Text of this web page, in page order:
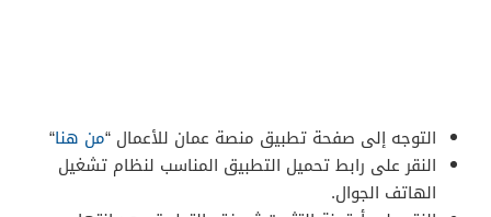
التوجه إلى صفحة تطبيق منصة عمان للأعمال “من هنا“
النقر على رابط تحميل التطبيق المناسب لنظام تشغيل
الهاتف الجوال.